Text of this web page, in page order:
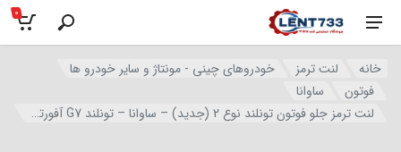
0
خانه لنت ترمز
خودروهای چینی - مونتاژ و سایر خودرو ها
فوتون
ساوانا
لنت ترمز جلو فوتون تونلند نوع 2 (جدید) – ساوانا – تونلند G7 آفورتیس AFORTIS